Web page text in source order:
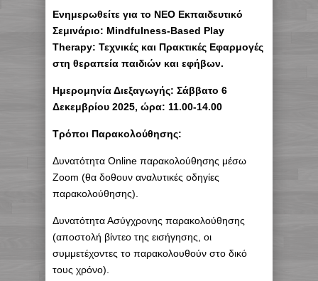
Ενημερωθείτε για το ΝΕΟ Εκπαιδευτικό
Σεμινάριο: Mindfulness-Based Play
Therapy: Τεχνικές και Πρακτικές Εφαρμογές
στη θεραπεία παιδιών και εφήβων.
Hμερομηνία Διεξαγωγής: Σάββατο 6
Δεκεμβρίου 2025, ώρα: 11.00-14.00
Τρόποι Παρακολούθησης:
Δυνατότητα Online παρακολούθησης μέσω
Zoom (θα δοθουν αναλυτικές οδηγίες
παρακολούθησης).
Δυνατότητα Ασύγχρονης παρακολούθησης
(αποστολή βίντεο της εισήγησης, οι
συμμετέχοντες το παρακολουθούν στο δικό
τους χρόνο).